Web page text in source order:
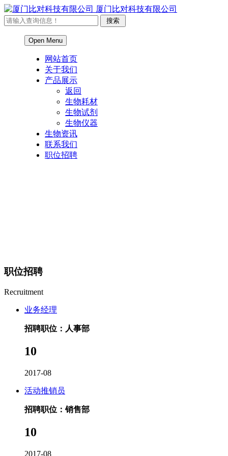
厦门比对科技有限公司
Open Menu
网站首页
关于我们
产品展示
返回
生物耗材
生物试剂
生物仪器
生物资讯
联系我们
职位招聘
职位招聘
Recruitment
业务经理
招聘职位：人事部
10
2017-08
活动推销员
招聘职位：销售部
10
2017-08